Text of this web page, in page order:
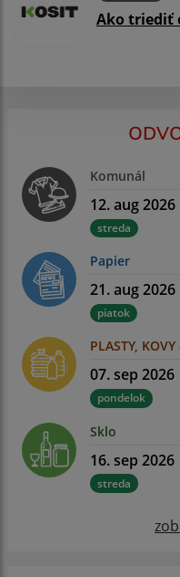
Ako triediť
Komunál
12. aug 2026
streda
Papier
21. aug 2026
piatok
PLASTY,
07. sep 2026
pondelok
Sklo
16. sep 2026
streda